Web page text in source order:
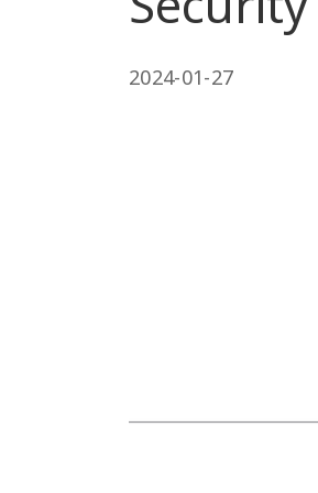
2024-01-27